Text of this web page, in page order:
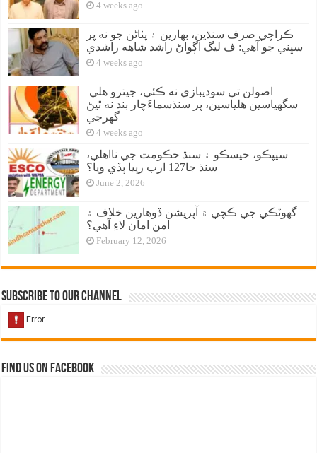
4 weeks ago
ڪراچي صرف سنڌين، بهارين ۽ پٺاڻن جو نه پر
سڀني جو آهي: ف ليگ اڳواڻ راشد شاهه راشدي
4 weeks ago
سگهياسين هلياسين، پر سنڌسماءَچار بند نه ٿيڻ
گهرجي
4 weeks ago
سيپڪو، حيسڪو ۽ سنڌ حڪومت جي نااهلي،
سنڌ جا127 ارب رپيا ٻڏي ويا؟
June 2, 2026
گهوٽڪي جي ڪچي ۾ آپريشن ڏوهارين خلاف ۽
امن امان لاءِ آهي؟
February 12, 2026
Subscribe to our Channel
Find us on Facebook